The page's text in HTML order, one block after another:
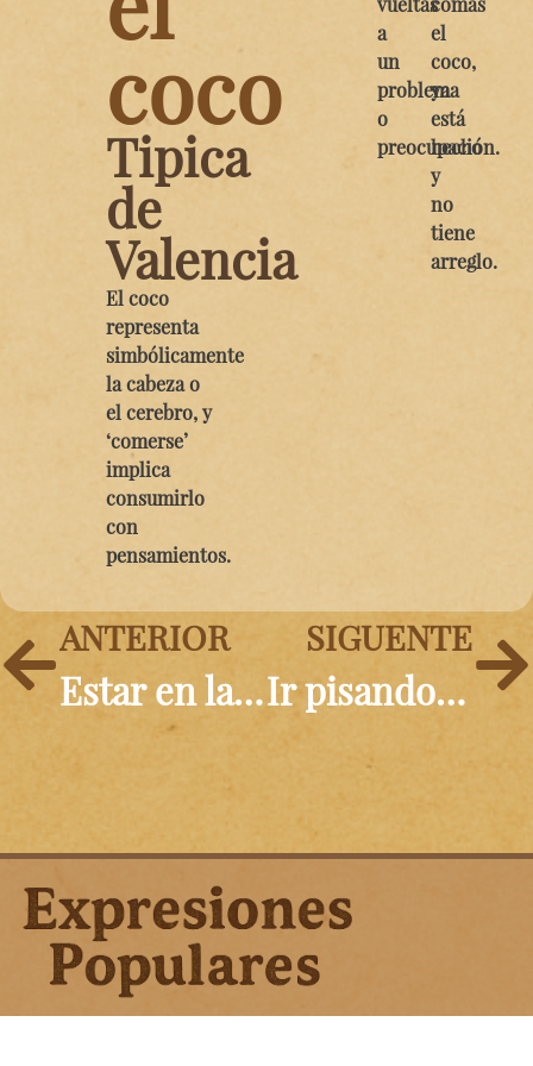
coco
Tipica
de
Valencia
El coco
representa
simbólicamente
la cabeza o
el cerebro, y
‘comerse’
implica
consumirlo
con
pensamientos.
a
un
problema
o
preocupación.
el
coco,
ya
está
hecho
y
no
tiene
arreglo.
ANTERIOR
Estar en las nubes
SIGUENTE
Ir pisando huevos